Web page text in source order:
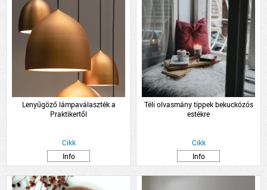
Lenyűgöző lámpaválaszték a
Praktikertől
Cikk
Info
Téli olvasmány tippek bekuckózós
estékre
Cikk
Info